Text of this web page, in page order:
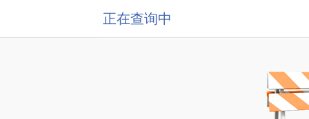
正在查询中